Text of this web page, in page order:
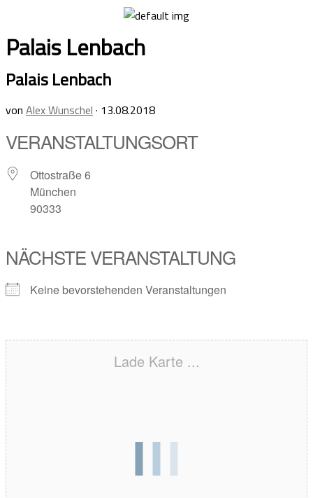
content
Palais Lenbach
Palais Lenbach
von Alex Wunschel · 13.08.2018
VERANSTALTUNGSORT
Ottostraße 6
München
90333
NÄCHSTE VERANSTALTUNG
Keine bevorstehenden Veranstaltungen
Lade Karte ...